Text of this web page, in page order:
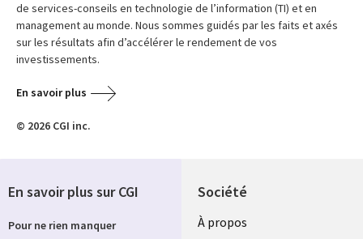
de services-conseils en technologie de l’information (TI) et en
management au monde. Nous sommes guidés par les faits et axés
sur les résultats afin d’accélérer le rendement de vos
investissements.
En savoir plus
© 2026 CGI inc.
Société
À propos
En savoir plus sur CGI
Pour ne rien manquer